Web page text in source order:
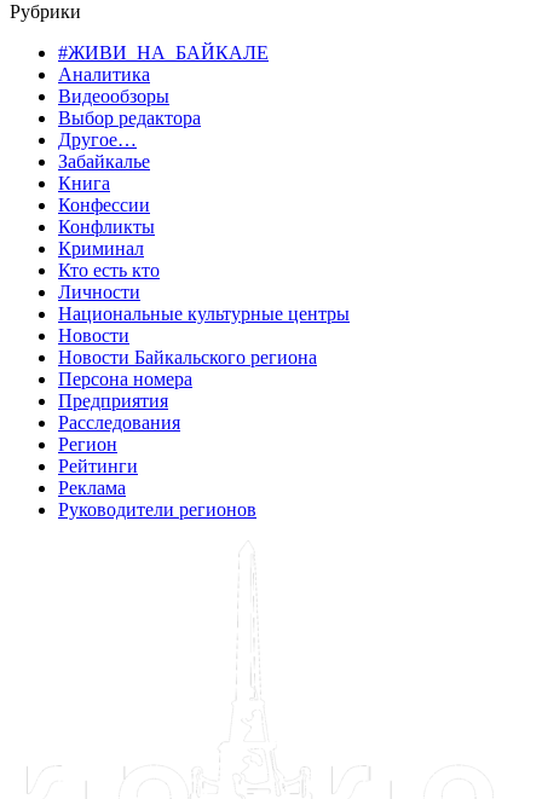
Рубрики
#ЖИВИ_НА_БАЙКАЛЕ
Аналитика
Видеообзоры
Выбор редактора
Другое…
Забайкалье
Книга
Конфессии
Конфликты
Криминал
Кто есть кто
Личности
Национальные культурные центры
Новости
Новости Байкальского региона
Персона номера
Предприятия
Расследования
Регион
Рейтинги
Реклама
Руководители регионов